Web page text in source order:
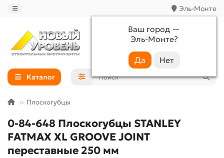
Эль-Монте
Ваш город —
Эль-Монте?
+7 (988) 233-44-52
Каталог
Плоскогубцы
0-84-648 Плоскогубцы STANLEY
FATMAX XL GROOVE JOINT
переставные 250 мм